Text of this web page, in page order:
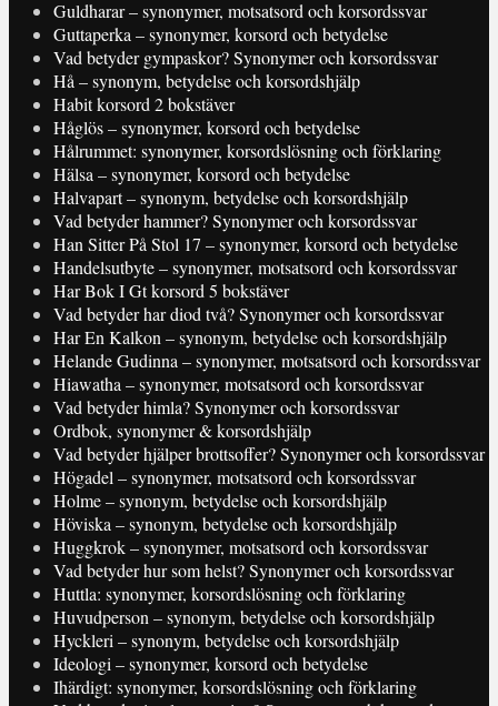
Guldharar – synonymer, motsatsord och korsordssvar
Guttaperka – synonymer, korsord och betydelse
Vad betyder gympaskor? Synonymer och korsordssvar
Hå – synonym, betydelse och korsordshjälp
Habit korsord 2 bokstäver
Håglös – synonymer, korsord och betydelse
Hålrummet: synonymer, korsordslösning och förklaring
Hälsa – synonymer, korsord och betydelse
Halvapart – synonym, betydelse och korsordshjälp
Vad betyder hammer? Synonymer och korsordssvar
Han Sitter På Stol 17 – synonymer, korsord och betydelse
Handelsutbyte – synonymer, motsatsord och korsordssvar
Har Bok I Gt korsord 5 bokstäver
Vad betyder har diod två? Synonymer och korsordssvar
Har En Kalkon – synonym, betydelse och korsordshjälp
Helande Gudinna – synonymer, motsatsord och korsordssvar
Hiawatha – synonymer, motsatsord och korsordssvar
Vad betyder himla? Synonymer och korsordssvar
Ordbok, synonymer & korsordshjälp
Vad betyder hjälper brottsoffer? Synonymer och korsordssvar
Högadel – synonymer, motsatsord och korsordssvar
Holme – synonym, betydelse och korsordshjälp
Höviska – synonym, betydelse och korsordshjälp
Huggkrok – synonymer, motsatsord och korsordssvar
Vad betyder hur som helst? Synonymer och korsordssvar
Huttla: synonymer, korsordslösning och förklaring
Huvudperson – synonym, betydelse och korsordshjälp
Hyckleri – synonym, betydelse och korsordshjälp
Ideologi – synonymer, korsord och betydelse
Ihärdigt: synonymer, korsordslösning och förklaring